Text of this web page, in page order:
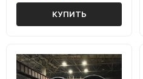
КУПИТЬ